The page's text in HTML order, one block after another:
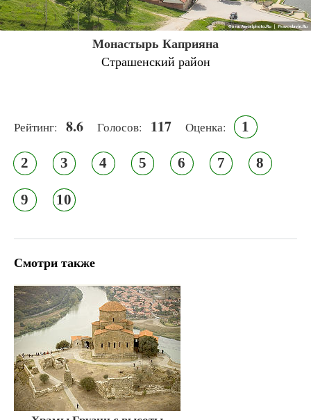
Монастырь Каприяна
Страшенский район
Рейтинг: 8.6 Голосов: 117 Оценка: 1
2 3 4 5 6 7 8
9 10
Смотри также